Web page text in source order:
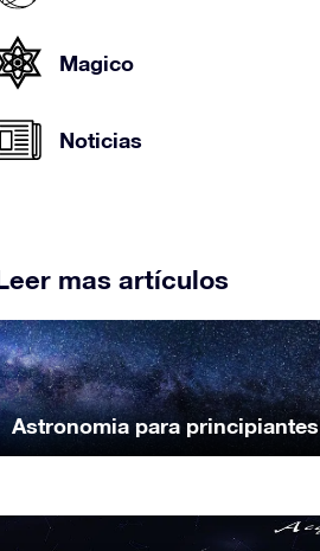
Magico
Noticias
mas artículos
Astronomia para principiantes